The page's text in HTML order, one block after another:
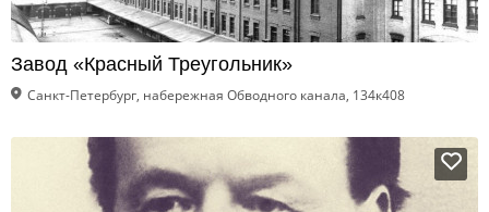
Завод «Красный Треугольник»
Санкт-Петербург, набережная Обводного канала, 134к408